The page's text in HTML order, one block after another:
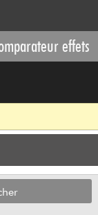
effets